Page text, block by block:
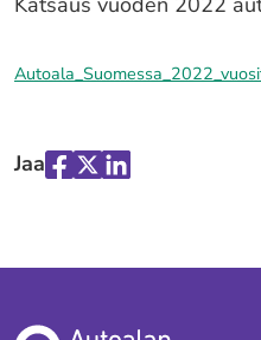
Jaa
"Facebook"
"X""LinkedIn"